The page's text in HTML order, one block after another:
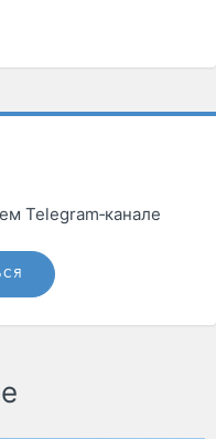
Telegram‑канале